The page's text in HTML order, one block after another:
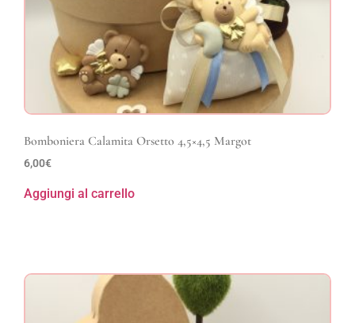
Bomboniera Calamita Orsetto 4,5×4,5 Margot
6,00€
Aggiungi al carrello